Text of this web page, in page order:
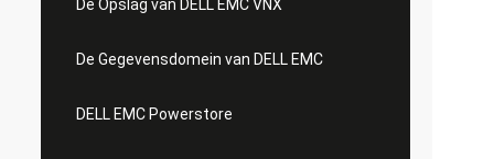
De Opslag van DELL EMC VNX
De Gegevensdomein van DELL EMC
DELL EMC Powerstore